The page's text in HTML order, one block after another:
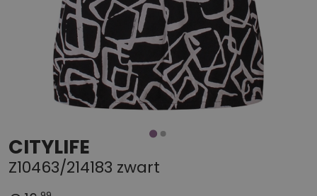
CITYLIFE
Z10463/214183 zwart